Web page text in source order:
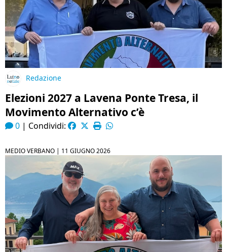
Redazione
Elezioni 2027 a Lavena Ponte Tresa, il
Movimento Alternativo c’è
0 | Condividi:
MEDIO VERBANO | 11 GIUGNO 2026